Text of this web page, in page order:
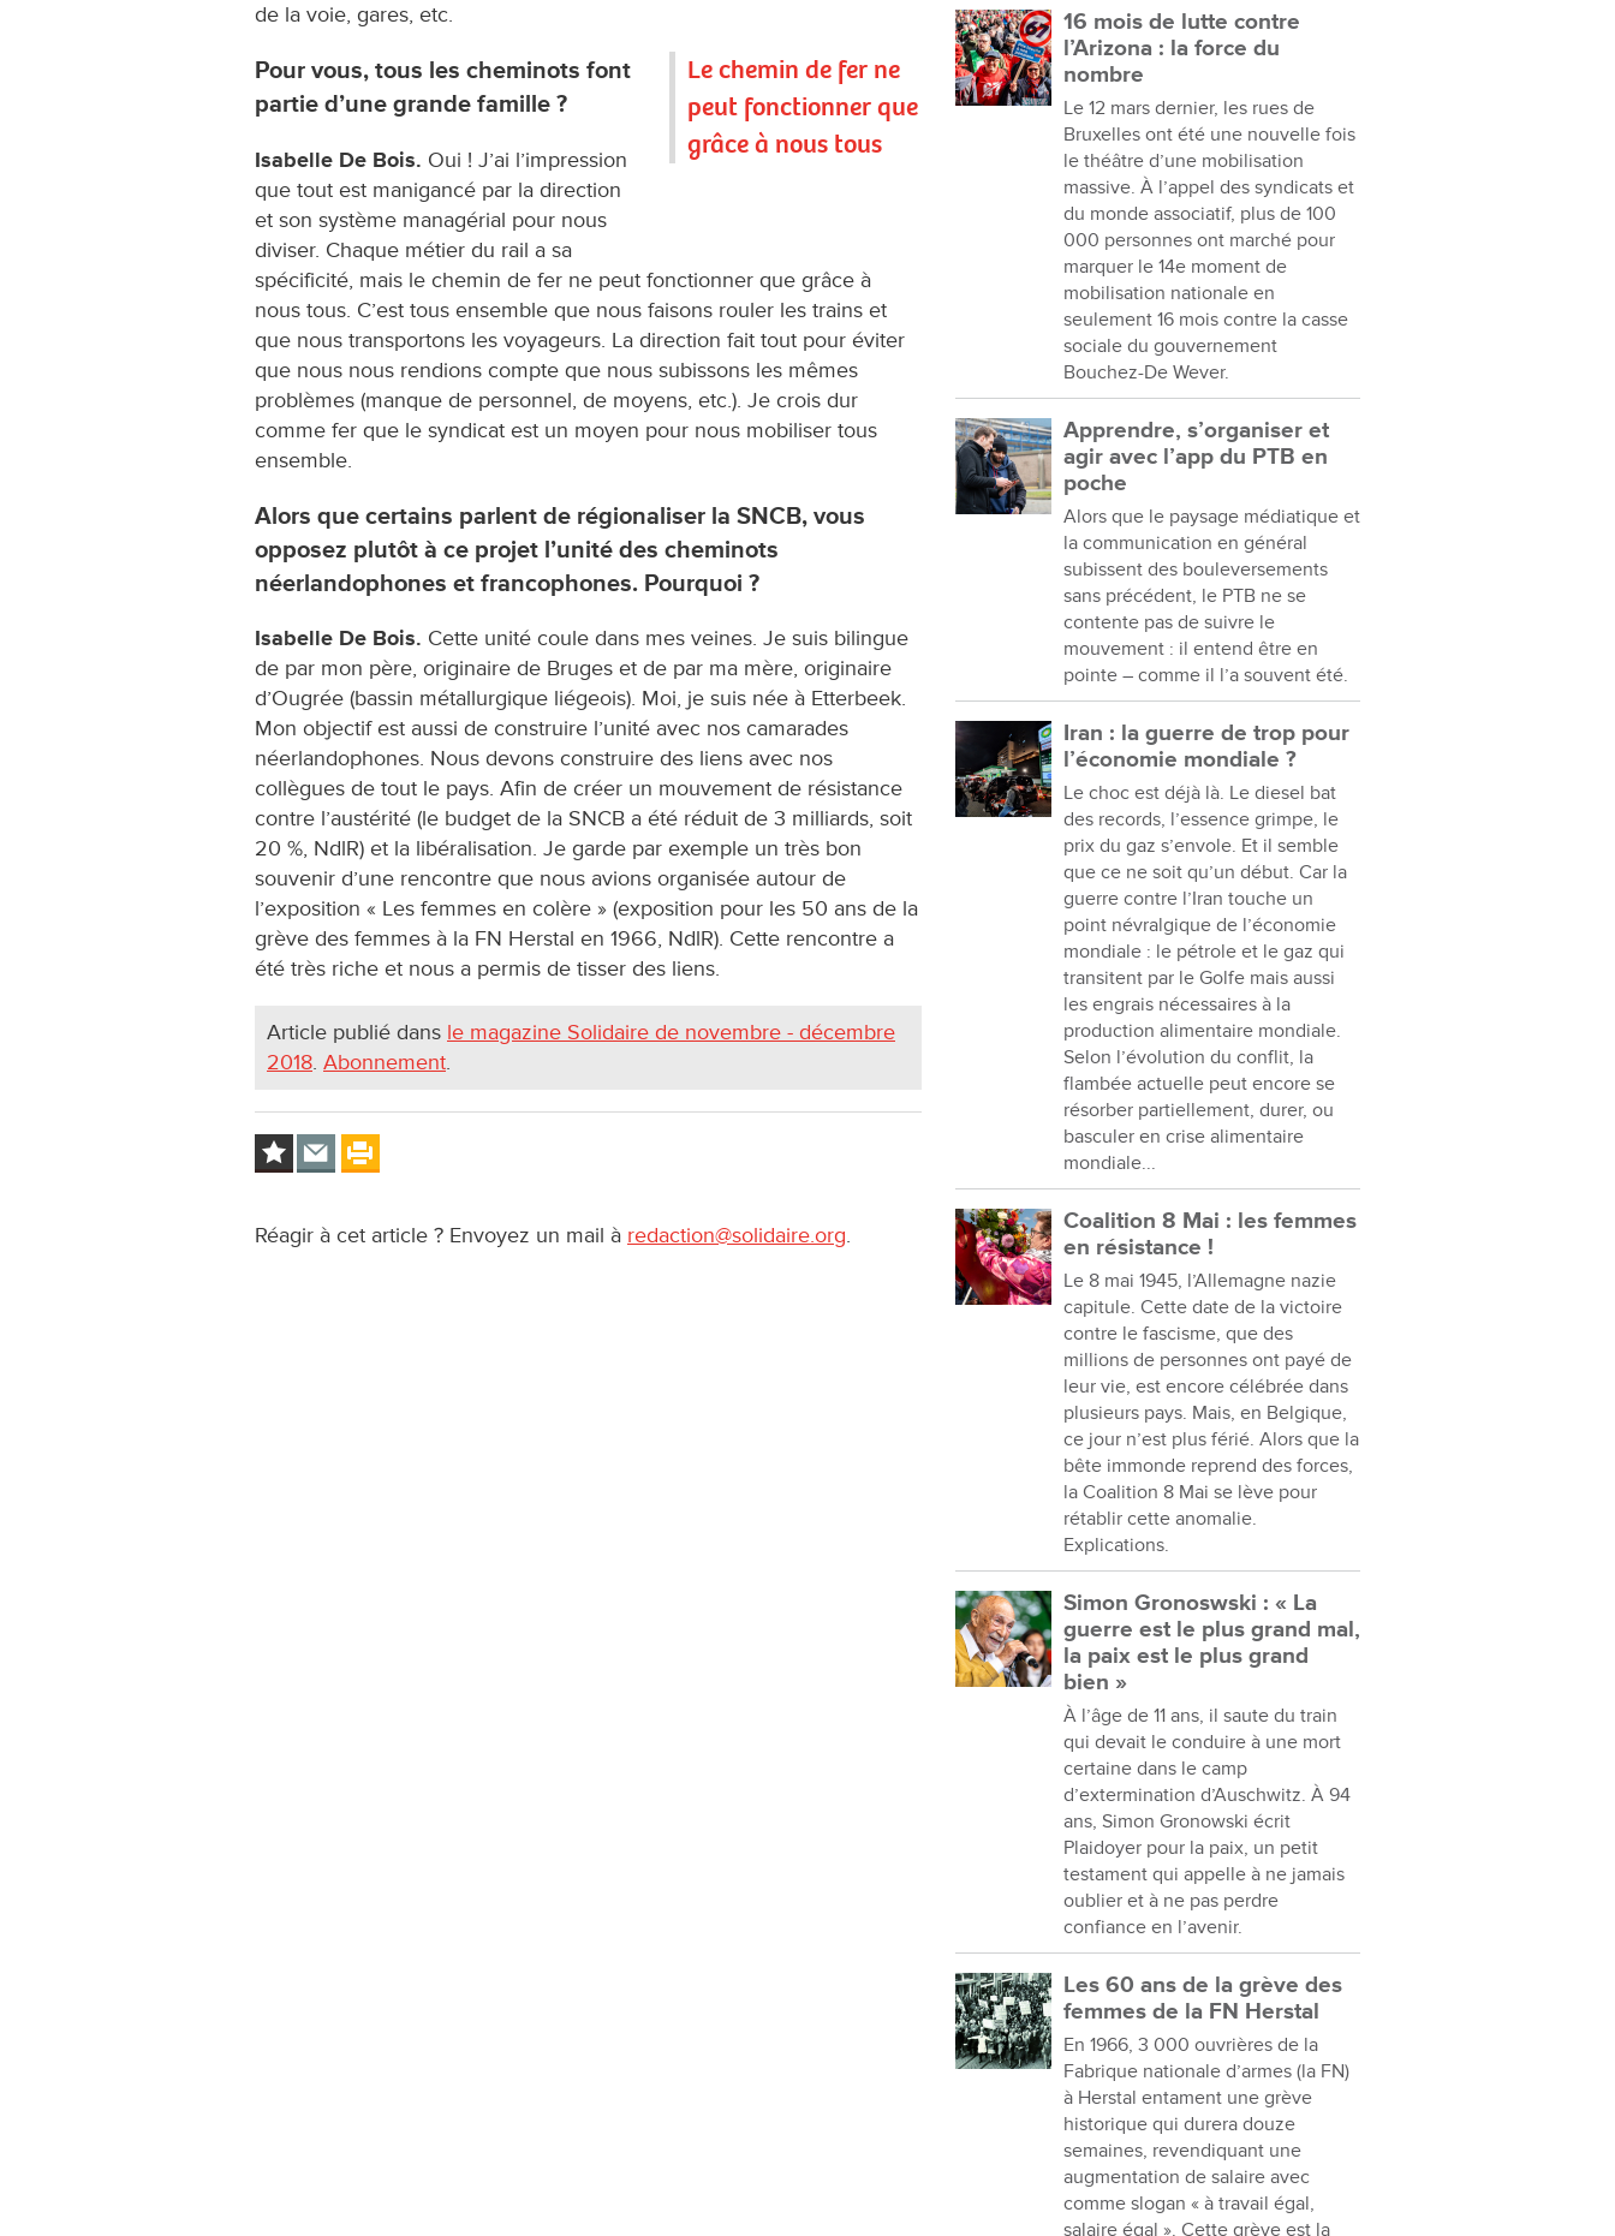
de la voie, gares, etc.
Le chemin de fer ne
peut fonctionner que
grâce à nous tous
Pour vous, tous les cheminots font
partie d’une grande famille ?
Isabelle De Bois. Oui ! J’ai l’impression
que tout est manigancé par la direction
et son système managérial pour nous
diviser. Chaque métier du rail a sa
spécificité, mais le chemin de fer ne peut fonctionner que grâce à
nous tous. C’est tous ensemble que nous faisons rouler les trains et
que nous transportons les voyageurs. La direction fait tout pour éviter
que nous nous rendions compte que nous subissons les mêmes
problèmes (manque de personnel, de moyens, etc.). Je crois dur
comme fer que le syndicat est un moyen pour nous mobiliser tous
ensemble.
Alors que certains parlent de régionaliser la SNCB, vous
opposez plutôt à ce projet l’unité des cheminots
néerlandophones et francophones. Pourquoi ?
Isabelle De Bois. Cette unité coule dans mes veines. Je suis bilingue
de par mon père, originaire de Bruges et de par ma mère, originaire
d’Ougrée (bassin métallurgique liégeois). Moi, je suis née à Etterbeek.
Mon objectif est aussi de construire l’unité avec nos camarades
néerlandophones. Nous devons construire des liens avec nos
collègues de tout le pays. Afin de créer un mouvement de résistance
contre l’austérité (le budget de la SNCB a été réduit de 3 milliards, soit
20 %, NdlR) et la libéralisation. Je garde par exemple un très bon
souvenir d’une rencontre que nous avions organisée autour de
l’exposition « Les femmes en colère » (exposition pour les 50 ans de la
grève des femmes à la FN Herstal en 1966, NdlR). Cette rencontre a
été très riche et nous a permis de tisser des liens.
Article publié dans le magazine Solidaire de novembre - décembre
2018. Abonnement.
Réagir à cet article ? Envoyez un mail à redaction@solidaire.org.
16 mois de lutte contre
l’Arizona : la force du
nombre
Le 12 mars dernier, les rues de
Bruxelles ont été une nouvelle fois
le théâtre d’une mobilisation
massive. À l’appel des syndicats et
du monde associatif, plus de 100
000 personnes ont marché pour
marquer le 14e moment de
mobilisation nationale en
seulement 16 mois contre la casse
sociale du gouvernement
Bouchez-De Wever.
Apprendre, s’organiser et
agir avec l’app du PTB en
poche
Alors que le paysage médiatique et
la communication en général
subissent des bouleversements
sans précédent, le PTB ne se
contente pas de suivre le
mouvement : il entend être en
pointe – comme il l’a souvent été.
Iran : la guerre de trop pour
l’économie mondiale ?
Le choc est déjà là. Le diesel bat
des records, l’essence grimpe, le
prix du gaz s’envole. Et il semble
que ce ne soit qu’un début. Car la
guerre contre l’Iran touche un
point névralgique de l’économie
mondiale : le pétrole et le gaz qui
transitent par le Golfe mais aussi
les engrais nécessaires à la
production alimentaire mondiale.
Selon l’évolution du conflit, la
flambée actuelle peut encore se
résorber partiellement, durer, ou
basculer en crise alimentaire
mondiale...
Coalition 8 Mai : les femmes
en résistance !
Le 8 mai 1945, l’Allemagne nazie
capitule. Cette date de la victoire
contre le fascisme, que des
millions de personnes ont payé de
leur vie, est encore célébrée dans
plusieurs pays. Mais, en Belgique,
ce jour n’est plus férié. Alors que la
bête immonde reprend des forces,
la Coalition 8 Mai se lève pour
rétablir cette anomalie.
Explications.
Simon Gronoswski : « La
guerre est le plus grand mal,
la paix est le plus grand
bien »
À l’âge de 11 ans, il saute du train
qui devait le conduire à une mort
certaine dans le camp
d’extermination d’Auschwitz. À 94
ans, Simon Gronowski écrit
Plaidoyer pour la paix, un petit
testament qui appelle à ne jamais
oublier et à ne pas perdre
confiance en l’avenir.
Les 60 ans de la grève des
femmes de la FN Herstal
En 1966, 3 000 ouvrières de la
Fabrique nationale d’armes (la FN)
à Herstal entament une grève
historique qui durera douze
semaines, revendiquant une
augmentation de salaire avec
comme slogan « à travail égal,
salaire égal ». Cette grève est la